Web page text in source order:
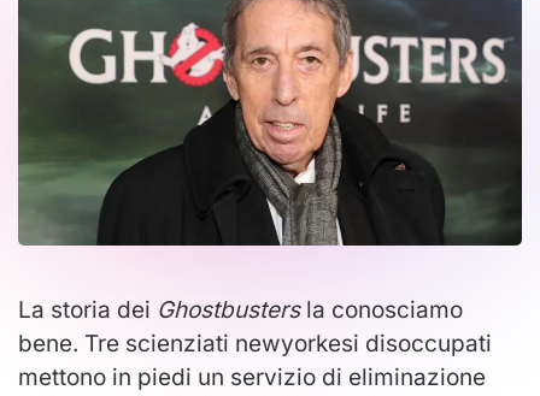
La storia dei Ghostbustersla conosciamo
bene. Tre scienziati newyorkesi disoccupati
mettono in piedi un servizio di eliminazione